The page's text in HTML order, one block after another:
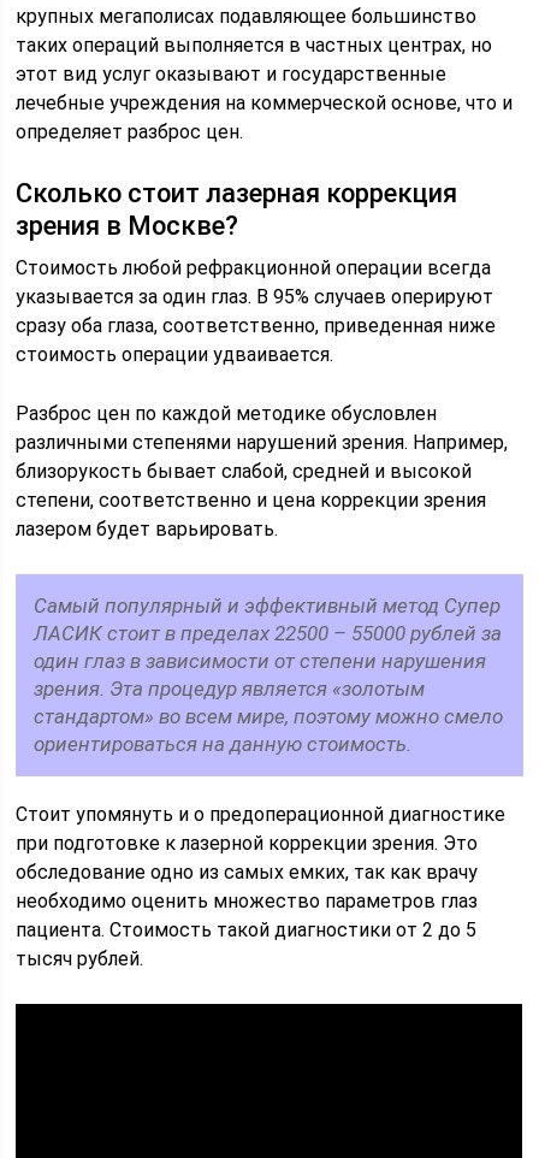
крупных мегаполисах подавляющее большинство
таких операций выполняется в частных центрах, но
этот вид услуг оказывают и государственные
лечебные учреждения на коммерческой основе, что и
определяет разброс цен.
Сколько стоит лазерная коррекция
зрения в Москве?
Стоимость любой рефракционной операции всегда
указывается за один глаз. В 95% случаев оперируют
сразу оба глаза, соответственно, приведенная ниже
стоимость операции удваивается.
Разброс цен по каждой методике обусловлен
различными степенями нарушений зрения. Например,
близорукость бывает слабой, средней и высокой
степени, соответственно и цена коррекции зрения
лазером будет варьировать.
Самый популярный и эффективный метод Супер
ЛАСИК стоит в пределах 22500 – 55000 рублей за
один глаз в зависимости от степени нарушения
зрения. Эта процедур является «золотым
стандартом» во всем мире, поэтому можно смело
ориентироваться на данную стоимость.
Стоит упомянуть и о предоперационной диагностике
при подготовке к лазерной коррекции зрения. Это
обследование одно из самых емких, так как врачу
необходимо оценить множество параметров глаз
пациента. Стоимость такой диагностики от 2 до 5
тысяч рублей.